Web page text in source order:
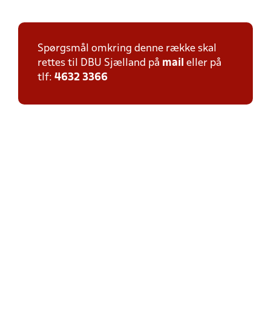
Spørgsmål omkring denne række skal
rettes til DBU Sjælland på mail eller på
tlf: 4632 3366